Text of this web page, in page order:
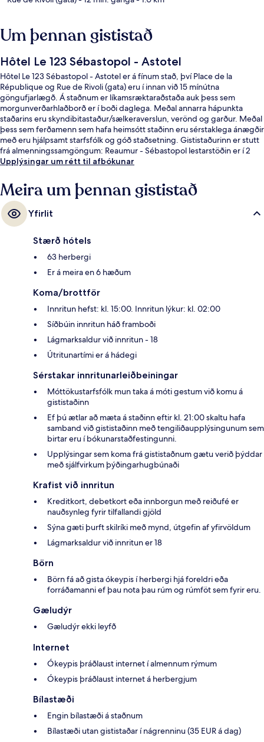
Um þennan gististað
Hôtel Le 123 Sébastopol - Astotel
Hôtel Le 123 Sébastopol - Astotel er á fínum stað, því Place de la
République og Rue de Rivoli (gata) eru í innan við 15 mínútna
göngufjarlægð. Á staðnum er líkamsræktaraðstaða auk þess sem
morgunverðarhlaðborð er í boði daglega. Meðal annarra hápunkta
staðarins eru skyndibitastaður/sælkeraverslun, verönd og garður. Meðal
þess sem ferðamenn sem hafa heimsótt staðinn eru sérstaklega ánægðir
með eru hjálpsamt starfsfólk og góð staðsetning. Gististaðurinn er stutt
frá almenningssamgöngum: Reaumur - Sébastopol lestarstöðin er í 2
mínútna göngufjarlægð og Strasbourg - Saint-Denis lestarstöðin í 3
Upplýsingar um rétt til afbókunar
Meira um þennan gististað
Yfirlit
Stærð hótels
63 herbergi
Er á meira en 6 hæðum
Koma/brottför
Innritun hefst: kl. 15:00. Innritun lýkur: kl. 02:00
Síðbúin innritun háð framboði
Lágmarksaldur við innritun - 18
Útritunartími er á hádegi
Sérstakar innritunarleiðbeiningar
Móttökustarfsfólk mun taka á móti gestum við komu á
gististaðinn
Ef þú ætlar að mæta á staðinn eftir kl. 21:00 skaltu hafa
samband við gististaðinn með tengiliðaupplýsingunum sem
birtar eru í bókunarstaðfestingunni.
Upplýsingar sem koma frá gististaðnum gætu verið þýddar
með sjálfvirkum þýðingarhugbúnaði
Krafist við innritun
Kreditkort, debetkort eða innborgun með reiðufé er
nauðsynleg fyrir tilfallandi gjöld
Sýna gæti þurft skilríki með mynd, útgefin af yfirvöldum
Lágmarksaldur við innritun er 18
Börn
Börn fá að gista ókeypis í herbergi hjá foreldri eða
forráðamanni ef þau nota þau rúm og rúmföt sem fyrir eru.
Gæludýr
Gæludýr ekki leyfð
Internet
Ókeypis þráðlaust internet í almennum rýmum
Ókeypis þráðlaust internet á herbergjum
Bílastæði
Engin bílastæði á staðnum
Bílastæði utan gististaðar í nágrenninu (35 EUR á dag)